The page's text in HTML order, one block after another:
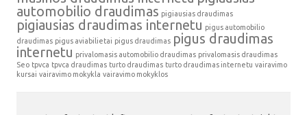
automobilio draudimas pigiausias draudimas
pigiausias draudimas internetu pigus automobilio
draudimas pigus aviabilietai pigus draudimas pigus draudimas
internetu privalomasis automobilio draudimas privalomasis draudimas
Seo tpvca tpvca draudimas turto draudimas turto draudimas internetu vairavimo
kursai vairavimo mokykla vairavimo mokyklos